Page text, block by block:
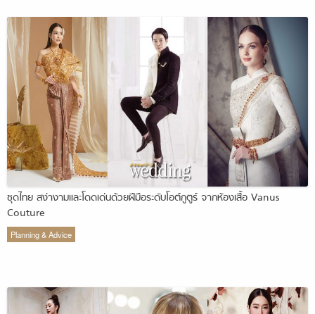
ชุดไทย สง่างามและโดดเด่นด้วยฝีมือระดับโอต์กูตูร์ จากห้องเสื้อ Vanus
Couture
Planning & Advice